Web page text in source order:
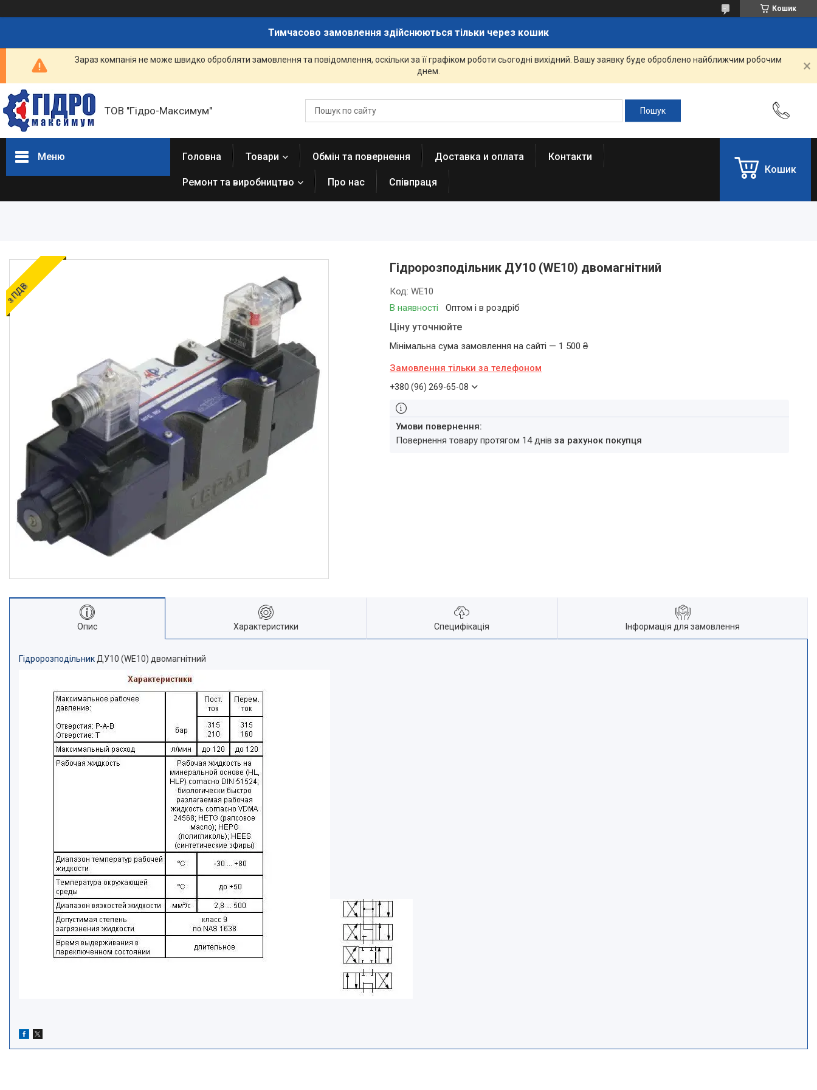
Кошик
Тимчасово замовлення здійснюються тільки через кошик
Зараз компанія не може швидко обробляти замовлення та повідомлення, оскільки за її графіком роботи сьогодні вихідний. Вашу заявку буде оброблено найближчим робочим
днем.
ТОВ "Гідро-Максимум"
Меню
ПНЕВМАТИКА
ОЛИВИ ТА МАСТИЛА
ДІАГНОСТИЧНІ І
ЗАПЧАСТИНИ ДЛЯ
БУДІВЕЛЬНОЇ І
ДОРОЖНЬОГО ТЕХНІКИ
Запчастини до
навантажувачів
Головна Товари Обмін та повернення Доставка и оплата Контакти
Ремонт та виробництво Про нас Співпраця
Кошик
з ПДВ
Гідророзподільник ДУ10 (WE10) двомагнітний
В наявності Оптом і в роздріб
Код:WE10
Ціну уточнюйте
Мінімальна сума замовлення на сайті — 1 500 ₴
Замовлення тільки за телефоном
+380 (96) 269-65-08
повернення товару протягом 14 днівза рахунок покупця
Опис Характеристики Специфікація Інформація для замовлення
Гідророзподільник ДУ10 (WE10) двомагнітний